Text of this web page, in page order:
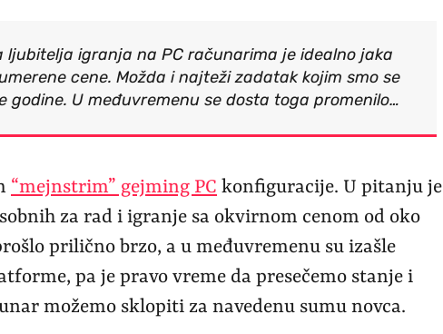
ljubitelja igranja na PC računarima je idealno jaka
cene. Možda i najteži zadatak kojim smo se
godine. U međuvremenu se dosta toga promenilo…
“mejnstrim” gejming PC konfiguracije. U pitanju je
za rad i igranje sa okvirnom cenom od oko
prilično brzo, a u međuvremenu su izašle
pa je pravo vreme da presečemo stanje i
možemo sklopiti za navedenu sumu novca.